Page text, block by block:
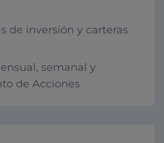
de inversión y carteras
semanal y
de Acciones